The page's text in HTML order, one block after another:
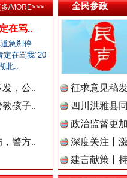
新闻网.
法纪网.
在线.
门
在骂..
急刹停
定在骂我"20
北..
，公..
孩子..
警方..
/MORE>>> 全民参政
征求意见稿
四川洪雅县
政治监督更
深度关注丨
建言献策丨